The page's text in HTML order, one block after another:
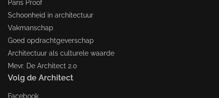
Paris Proof
Schoonheid in architectuur
Vakmanschap
Goed opdrachtgeverschap
Architectuur als culturele waarde
Mevr. De Architect 2.0
Volg de Architect
Facebook